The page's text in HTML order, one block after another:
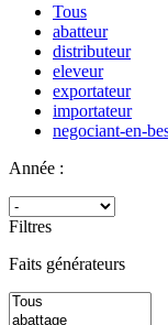
Tous
abatteur
distributeur
eleveur
exportateur
importateur
negociant-en-
Année :
Filtres
Faits générateurs